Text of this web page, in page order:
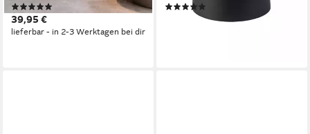
39,95 €
lieferbar - in 2-3 Werktagen bei dir
43,90 € UVP79,95 €